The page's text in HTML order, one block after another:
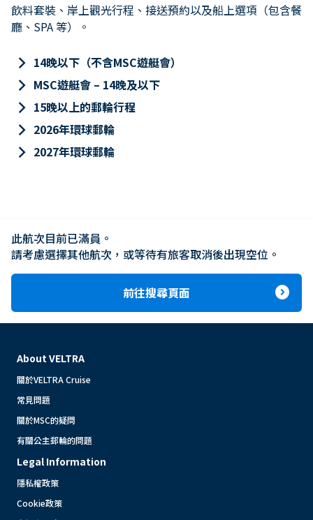
飲料套裝、岸上觀光行程、接送預約以及船上選項（包含餐
廳、SPA 等）。
keyboard_arrow_right 14晚以下（不含MSC遊艇會）
keyboard_arrow_right MSC遊艇會 – 14晚及以下
keyboard_arrow_right 15晚以上的郵輪行程
keyboard_arrow_right 2026年環球郵輪
keyboard_arrow_right 2027年環球郵輪
此航次目前已滿員。
請考慮選擇其他航次，或等待有旅客取消後出現空位。
前往搜尋頁面 expand_circle_right
About VELTRA
關於VELTRA Cruise
常見問題
關於MSC的疑問
有關公主郵輪的問題
Legal Information
隱私權政策
Cookie政策